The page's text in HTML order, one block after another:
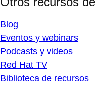
Blog
Eventos y webinars
Podcasts y videos
Red Hat TV
Biblioteca de recursos